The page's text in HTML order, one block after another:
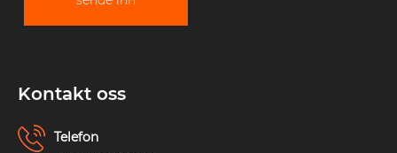
Kontakt oss
Telefon